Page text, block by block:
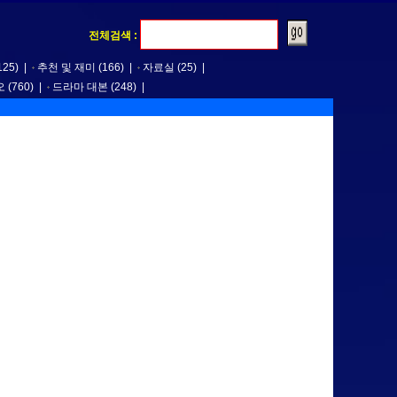
전체검색 :
추천 및 재미 (166) 자료실 (25)
(760) 드라마 대본 (248)